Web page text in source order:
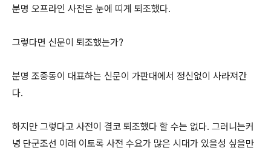
분명 오프라인 사전은 눈에 띠게 퇴조했다.
그렇다면 신문이 퇴조했는가?
분명 조중동이 대표하는 신문이 가판대에서 정신없이 사라져간
다.
하지만 그렇다고 사전이 결코 퇴조했다 할 수는 없다. 그러니는커
녕 단군조선 이래 이토록 사전 수요가 많은 시대가 있을성 싶을만